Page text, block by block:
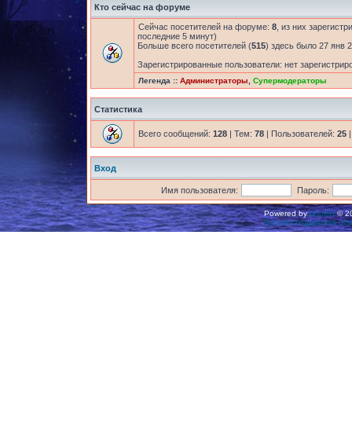
Кто сейчас на форуме
Сейчас посетителей на форуме: 8 , из них
последние 5 минут)
Больше всего посетителей (515) здесь было 27 янв
Зарегистрированные пользователи: нет
Легенда :: Администраторы Супермодераторы
Статистика
Всего сообщений: 128 | Тем: 78 | Пользователей: 25
Вход
Имя пользователя: Пароль:
Powered byphpBB©
Русская поддержка